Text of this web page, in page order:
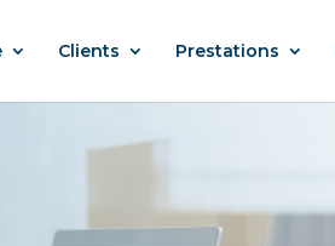
Clients Prestations